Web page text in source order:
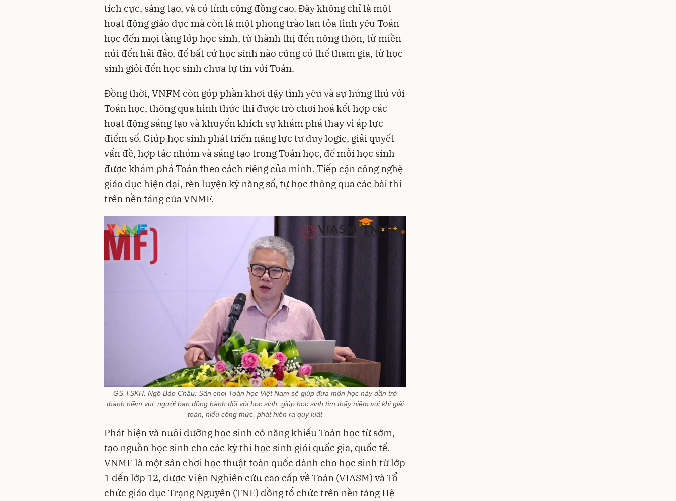
tích cực, sáng tạo, và có tính cộng đồng cao. Đây không chỉ là một
hoạt động giáo dục mà còn là một phong trào lan tỏa tình yêu Toán
học đến mọi tầng lớp học sinh, từ thành thị đến nông thôn, từ miền
núi đến hải đảo, để bất cứ học sinh nào cũng có thể tham gia, từ học
sinh giỏi đến học sinh chưa tự tin với Toán.
Đồng thời, VNFM còn góp phần khơi dậy tình yêu và sự hứng thú với
Toán học, thông qua hình thức thi được trò chơi hoá kết hợp các
hoạt động sáng tạo và khuyến khích sự khám phá thay vì áp lực
điểm số. Giúp học sinh phát triển năng lực tư duy logic, giải quyết
vấn đề, hợp tác nhóm và sáng tạo trong Toán học, để mỗi học sinh
được khám phá Toán theo cách riêng của mình. Tiếp cận công nghệ
giáo dục hiện đại, rèn luyện kỹ năng số, tự học thông qua các bài thi
trên nền tảng của VNMF.
GS.TSKH. Ngô Bảo Châu: Sân chơi Toán học Việt Nam sẽ giúp đưa môn học này dần trở
thành niềm vui, người bạn đồng hành đối với học sinh, giúp học sinh tìm thấy niềm vui khi giải
toán, hiểu công thức, phát hiện ra quy luật
Phát hiện và nuôi dưỡng học sinh có năng khiếu Toán học từ sớm,
tạo nguồn học sinh cho các kỳ thi học sinh giỏi quốc gia, quốc tế.
VNMF là một sân chơi học thuật toàn quốc dành cho học sinh từ lớp
1 đến lớp 12, được Viện Nghiên cứu cao cấp về Toán (VIASM) và Tổ
chức giáo dục Trạng Nguyên (TNE) đồng tổ chức trên nền tảng Hệ